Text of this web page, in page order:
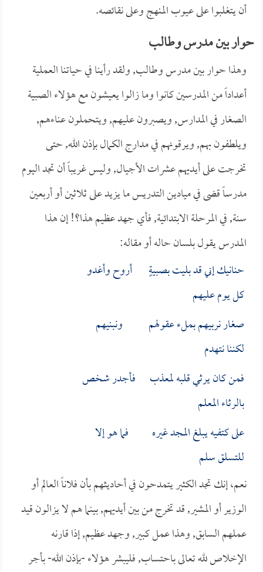
أن يتغلبوا على عيوب المنهج وعلى نقائصه.
حوار بين مدرس وطالب
وهذا حوار بين مدرس وطالب, ولقد رأينا في حياتنا العملية
أعداداً من المدرسين كانوا وما زالوا يعيشون مع هؤلاء الصبية
الصغار في المدارس, ويصبرون عليهم, ويتحملون عناءهم,
ويلطفون بهم, ويرقونهم في مدارج الكمال بإذن الله, حتى
تخرجت على أيديهم عشرات الأجيال, وليس غريباً أن تجد اليوم
مدرساً قضى في ميادين التدريس ما يزيد على ثلاثين أو أربعين
سنة, في المرحلة الابتدائية, فأي جهد عظيم هذا؟! إن هذا
المدرس يقول بلسان حاله أو مقاله:
حنانيك إني قد بليت بصبيةٍ أروح وأغدو
كل يوم عليهم
صغار نربيهم بملء عقولهم ونبنيهم
لكننا نتهدم
فمن كان يرثي قلبه لمعذب فأجدر شخص
بالرثاء المعلم
على كتفيه يبلغ المجد غيره فما هو إلا
للتسلق سلم
نعم، إنك تجد الكثير يتمدحون في أحاديثهم بأن فلاناً العالم أو
الوزير أو المشير, قد تخرج من بين أيديهم, بينما هم لا يزالون قيد
عملهم السابق, وهذا عمل كبير, وجهد عظيم, إذا قارنه
الإخلاص لله تعالى باحتساب, فليبشر هؤلاء -بإذن الله- بأجر